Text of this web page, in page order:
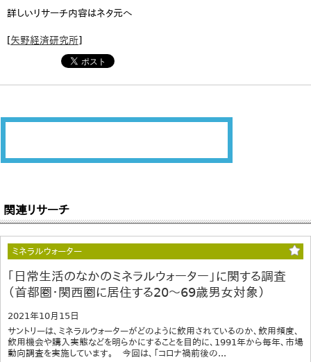
詳しいリサーチ内容はネタ元へ
[矢野経済研究所]
関連リサーチ
ミネラルウォーター
｢日常生活のなかのミネラルウォーター」に関する調査
（首都圏・関西圏に居住する20～69歳男女対象）
2021年10月15日
サントリーは、ミネラルウォーターがどのように飲用されているのか、飲用頻度、
飲用機会や購入実態などを明らかにすることを目的に、1991年から毎年、市場
動向調査を実施しています。 今回は、「コロナ禍前後の...